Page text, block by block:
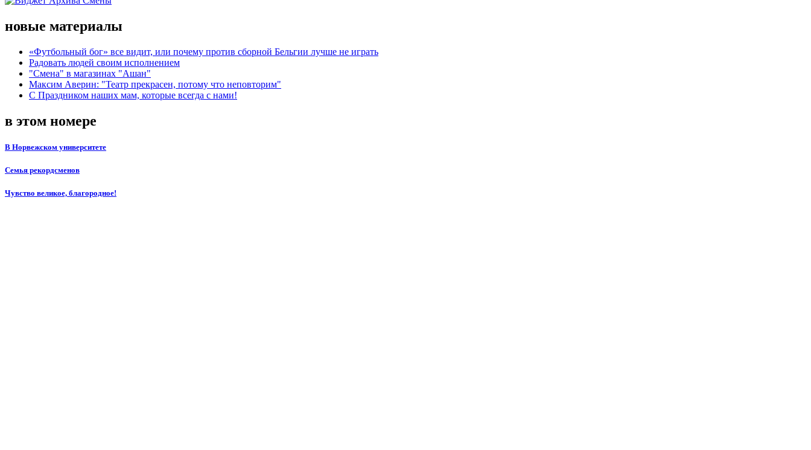
новые материалы
«Футбольный бог» все видит, или почему против сборной Бельгии лучше не играть
Радовать людей своим исполнением
"Смена" в магазинах "Ашан"
Максим Аверин: "Театр прекрасен, потому что неповторим"
С Праздником наших мам, которые всегда с нами!
в этом номере
В Норвежском университете
Семья рекордсменов
Чувство великое, благородное!